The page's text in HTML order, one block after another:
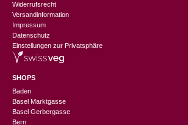
Widerrufsrecht
Versandinformation
Impressum
Datenschutz
Einstellungen zur Privatsphäre
SHOPS
Baden
Basel Marktgasse
Basel Gerbergasse
Bern